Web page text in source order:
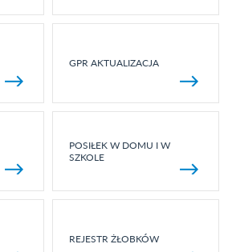
GPR AKTUALIZACJA
POSIŁEK W DOMU I W
SZKOLE
REJESTR ŻŁOBKÓW